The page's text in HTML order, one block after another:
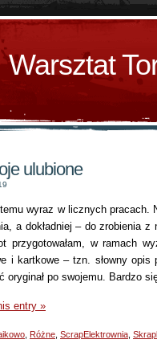
Warsztat
ulubione
temu wyraz w licznych pracach.
a dokładniej – do zrobienia z
przygotowałam, w ramach
i kartkowe – tzn. słowny opis
oryginał po swojemu. Bardzo
entry »
Różne ScrapElektrownia